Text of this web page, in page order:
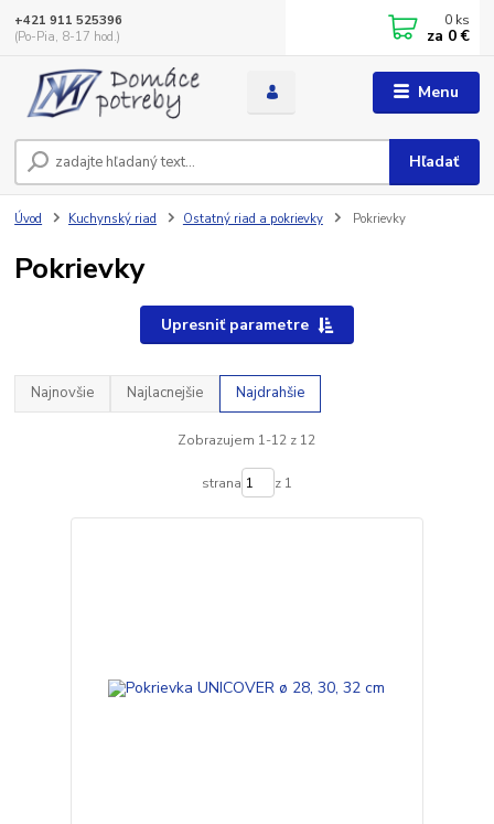
Menu
Hľadať
+421 911 525396
(Po-Pia, 8-17 hod.)
0 ks
za 0 €
Úvod Kuchynský riad Ostatný riad a pokrievky Pokrievky
Pokrievky
Upresniť parametre
Najnovšie Najlacnejšie Najdrahšie
Zobrazujem 1-12 z 12
strana z 1